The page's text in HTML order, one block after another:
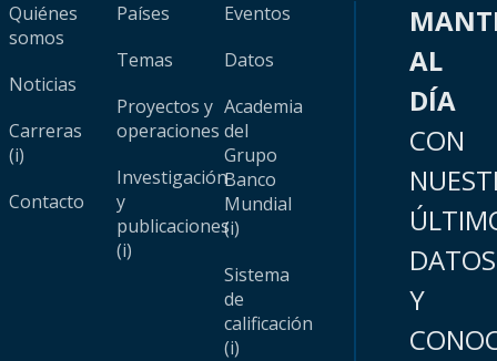
Quiénes
somos
Noticias
Carreras
(i)
Contacto
Países
Temas
Proyectos y
operaciones
Investigación
y
publicaciones
(i)
Eventos
Datos
Academia
del
Grupo
Banco
Mundial
(i)
Sistema
de
calificación
(i)
AL
DÍA
CON
DATOS
Y